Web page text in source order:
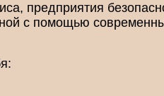
предприятия
с помощью